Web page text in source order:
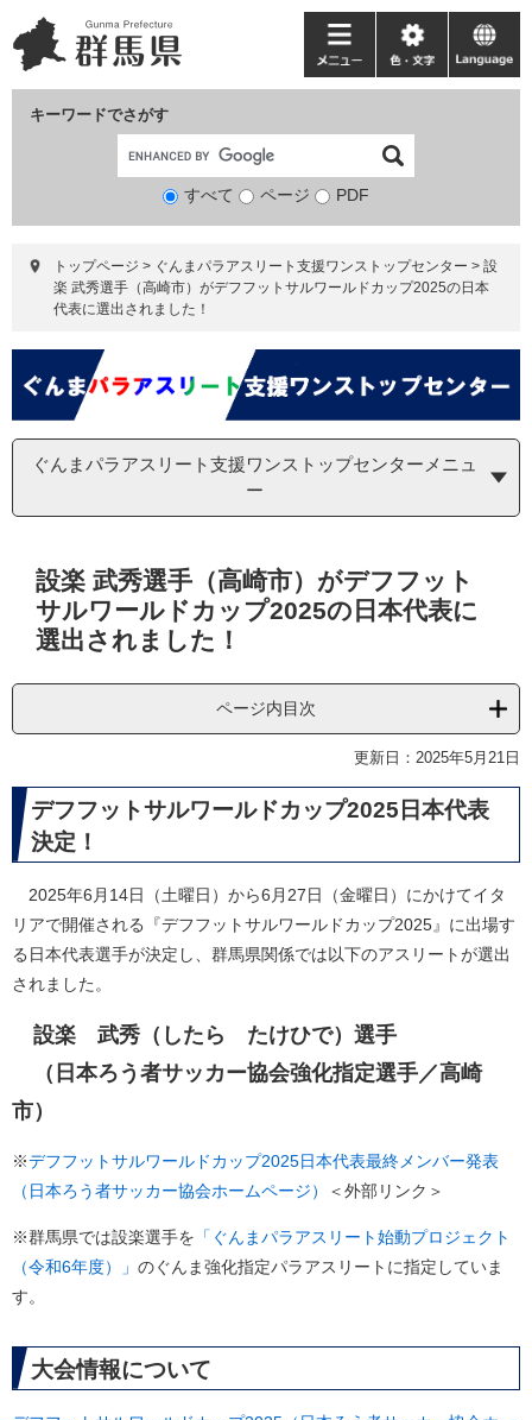
ー
ジ
ニ
ュ
て
キーワードでさがす
検
象
すべて ページ PDF
メ
ニ
ー
色・
文
language
トップページ > ぐんまパラアスリート支援ワンストップセンター > 設
楽 武秀選手（高崎市）がデフフットサルワールドカップ2025の日本
代表に選出されました！
ぐんまパラアスリート支援ワンストップセンターメニュ
ー
設楽 武秀選手（高崎市）がデフフット
サルワールドカップ2025の日本代表に
選出されました！
ページ内目次
更新日：2025年5月21日
デフフットサルワールドカップ2025日本代表
決定！
2025年6月14日（土曜日）から6月27日（金曜日）にかけてイタ
リアで開催される『デフフットサルワールドカップ2025』に出場す
る日本代表選手が決定し、群馬県関係では以下のアスリートが選出
されました。
設楽 武秀（したら たけひで）選手
（日本ろう者サッカー協会強化指定選手／高崎
市）
※デフフットサルワールドカップ2025日本代表最終メンバー発表
（日本ろう者サッカー協会ホームページ）
＜外部リンク＞
※群馬県では設楽選手を 「ぐんまパラアスリート始動プロジェクト
（令和6年度）」 のぐんま強化指定パラアスリートに指定していま
す。
大会情報について